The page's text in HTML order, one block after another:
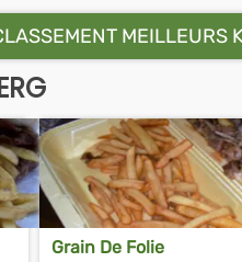
MEILLEURS
Grain De Folie